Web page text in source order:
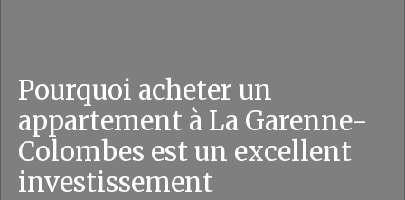
Pourquoi acheter un
appartement à La Garenne-
Colombes est un excellent
investissement